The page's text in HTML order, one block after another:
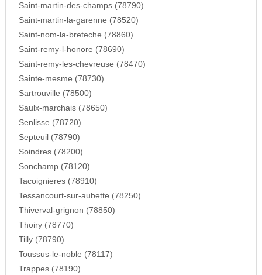
Saint-martin-des-champs (78790)
Saint-martin-la-garenne (78520)
Saint-nom-la-breteche (78860)
Saint-remy-l-honore (78690)
Saint-remy-les-chevreuse (78470)
Sainte-mesme (78730)
Sartrouville (78500)
Saulx-marchais (78650)
Senlisse (78720)
Septeuil (78790)
Soindres (78200)
Sonchamp (78120)
Tacoignieres (78910)
Tessancourt-sur-aubette (78250)
Thiverval-grignon (78850)
Thoiry (78770)
Tilly (78790)
Toussus-le-noble (78117)
Trappes (78190)